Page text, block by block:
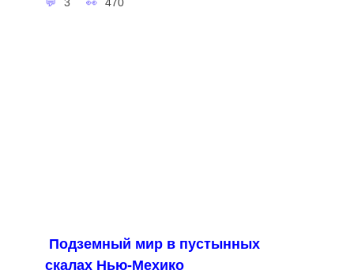
Подземный мир в пустынных
скалах Нью-Мехико